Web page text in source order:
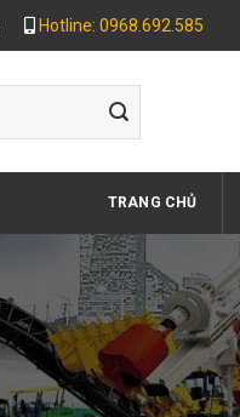
Hotline: 0968.692.585
TRANG CHỦ